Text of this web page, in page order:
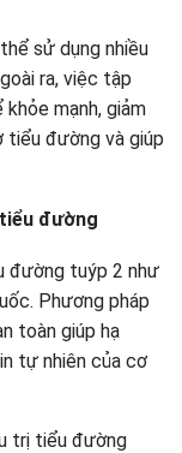
sử dụng nhiều
ra, việc tập
mạnh, giảm
tiểu đường và giúp
đường
đường tuýp 2 như
Phương pháp
toàn giúp hạ
tự nhiên của cơ
trị tiểu đường